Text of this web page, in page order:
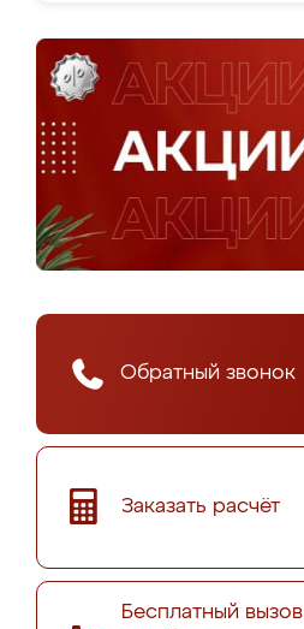
Обратный звонок
Заказать расчёт
Бесплатный вызов